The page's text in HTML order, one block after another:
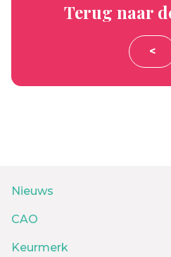
Terug naar
<
Nieuws
CAO
Keurmerk